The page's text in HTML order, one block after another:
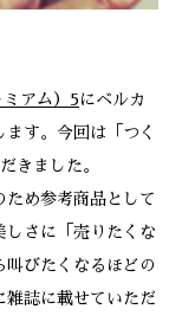
アム）5 にベルカ
す。今回は「つく
きました。
ため参考商品として
しさに「売りたくな
叫びたくなるほどの
雑誌に載せていただ